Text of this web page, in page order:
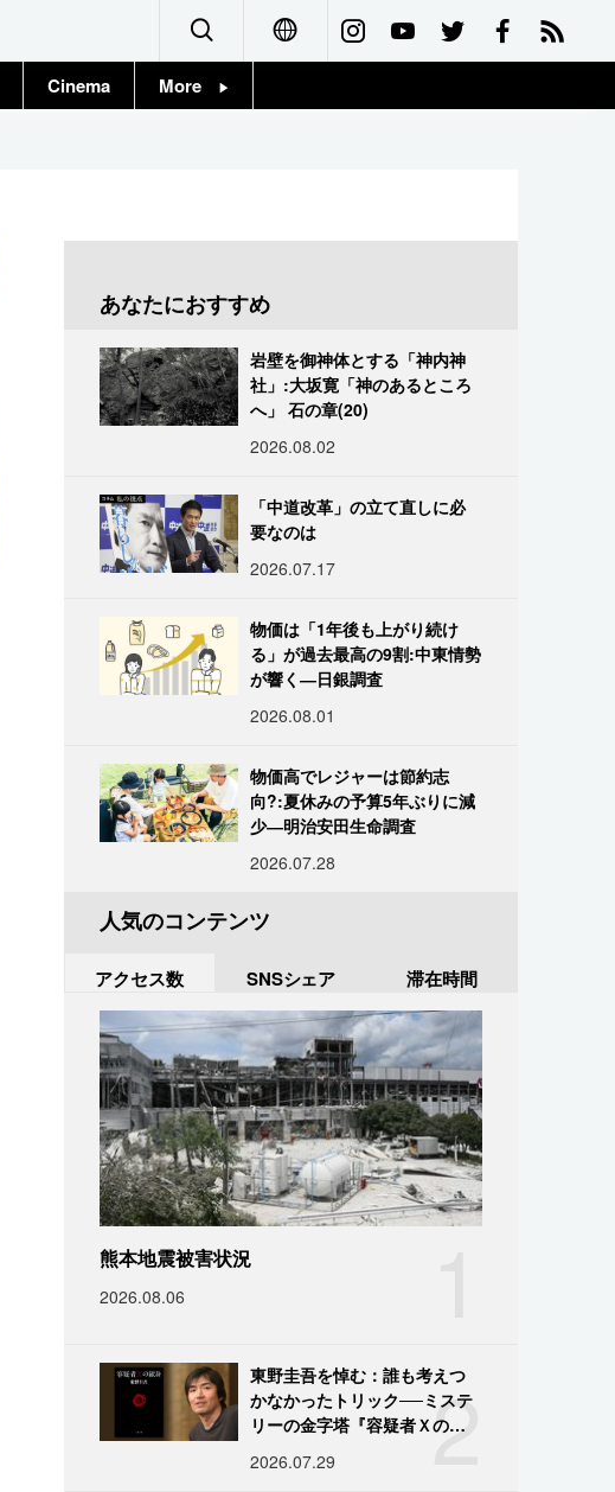
العربية
Русский
Cinema More
東京
お知らせ
あなたにおすすめ
岩壁を御神体とする「神内神
社」:大坂寛「神のあるところ
へ」 石の章(20)
2026.08.02
「中道改革」の立て直しに必
要なのは
2026.07.17
物価は「1年後も上がり続け
る」が過去最高の9割:中東情勢
が響く―日銀調査
2026.08.01
物価高でレジャーは節約志
向?:夏休みの予算5年ぶりに減
少―明治安田生命調査
2026.07.28
人気のコンテンツ
アクセス数 SNSシェア 滞在時間
熊本地震被害状況
2026.08.06
2
東野圭吾を悼む：誰も考えつ
かなかったトリック──ミステ
リーの金字塔『容疑者Ｘの献
2026.07.29